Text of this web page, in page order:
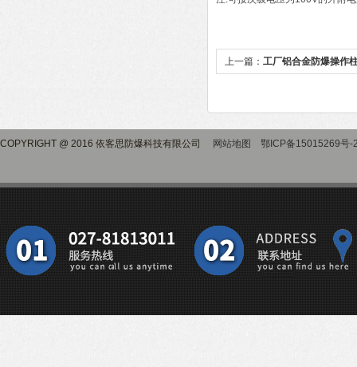
上一篇： 工厂铝合金防爆操作
COPYRIGHT @ 2016 依客思防爆科技有限公司 网站地图 鄂ICP备15015269号-